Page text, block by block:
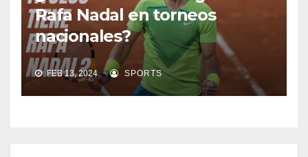
Rafa Nadal en torneos
nacionales?
FEB 13, 2024 SPORTS